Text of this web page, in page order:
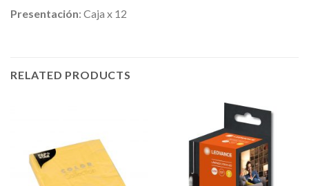
Presentación: Caja x 12
RELATED PRODUCTS